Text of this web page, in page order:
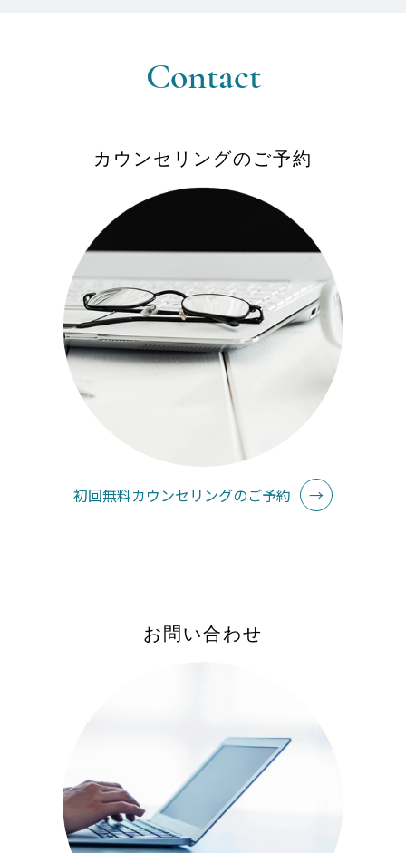
Contact
カウンセリングのご予約
初回無料カウンセリングのご予約 →
お問い合わせ